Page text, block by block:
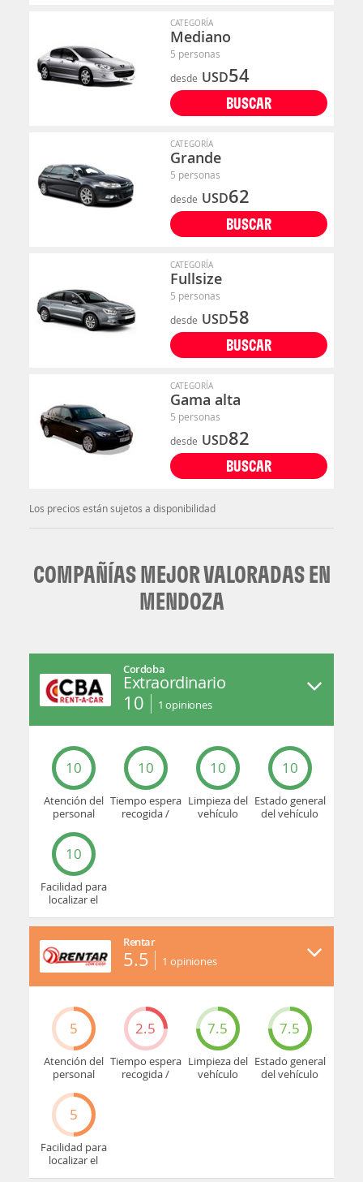
CATEGORÍA
Mediano
5 personas
desde USD54
BUSCAR
CATEGORÍA
Grande
5 personas
desde USD62
BUSCAR
CATEGORÍA
Fullsize
5 personas
desde USD58
BUSCAR
CATEGORÍA
Gama alta
5 personas
desde USD82
BUSCAR
Los precios están sujetos a disponibilidad
COMPAÑÍAS MEJOR VALORADAS EN
MENDOZA
Cordoba
Extraordinario
10 1 opiniones
10
Atención del
personal
10
Tiempo espera
recogida /
10
Limpieza del
vehículo
10
Estado general
del vehículo
10
Facilidad para
localizar el
oficina
Rentar
5.5 1 opiniones
5
Atención del
personal
2.5
Tiempo espera
recogida /
7.5
Limpieza del
vehículo
7.5
Estado general
del vehículo
5
Facilidad para
localizar el